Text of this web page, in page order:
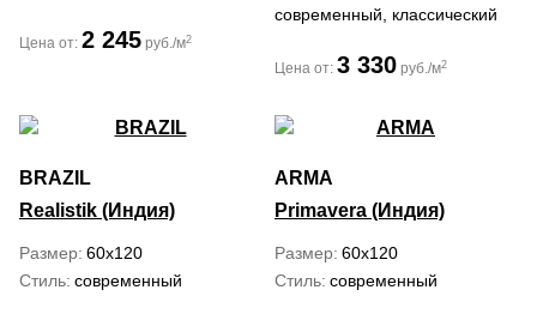
Цена от: 2 245 руб./м2
современный, классический
Цена от: 3 330 руб./м2
BRAZIL
Realistik (Индия)
Размер 60x120
Стиль современный
ARMA
Primavera (Индия)
Размер 60x120
Стиль современный